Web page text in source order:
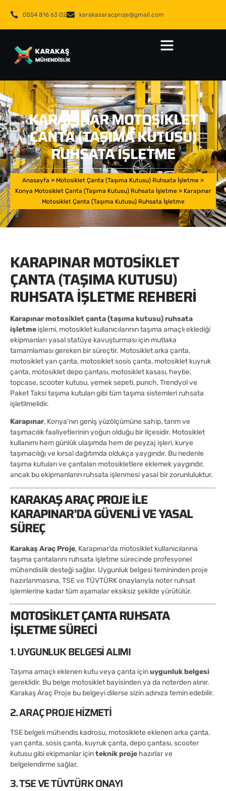
0554 816 63 02 karakasaracproje@gmail.com
KARAPINAR MOTOSIKLET
ÇANTA (TAŞIMA KUTUSU)
RUHSATA İŞLETME
Anasayfa » Motosiklet Çanta (Taşıma Kutusu) Ruhsata İşletme »
Konya Motosiklet Çanta (Taşıma Kutusu) Ruhsata İşletme » Karapınar
Motosiklet Çanta (Taşıma Kutusu) Ruhsata İşletme
KARAPINAR MOTOSIKLET
ÇANTA (TAŞIMA KUTUSU)
RUHSATA İŞLETME REHBERI
Karapınar motosiklet çanta (taşıma kutusu) ruhsata
işletme işlemi, motosiklet kullanıcılarının taşıma amaçlı eklediği
ekipmanları yasal statüye kavuşturması için mutlaka
tamamlaması gereken bir süreçtir. Motosiklet arka çanta,
motosiklet yan çanta, motosiklet sosis çanta, motosiklet kuyruk
çanta, motosiklet depo çantası, motosiklet kasası, heybe,
topcase, scooter kutusu, yemek sepeti, punch, Trendyol ve
Paket Taksi taşıma kutuları gibi tüm taşıma sistemleri ruhsata
işletilmelidir.
Karapınar, Konya’nın geniş yüzölçümüne sahip, tarım ve
taşımacılık faaliyetlerinin yoğun olduğu bir ilçesidir. Motosiklet
kullanımı hem günlük ulaşımda hem de peyzaj işleri, kurye
taşımacılığı ve kırsal dağıtımda oldukça yaygındır. Bu nedenle
taşıma kutuları ve çantaları motosikletlere eklemek yaygındır,
ancak bu ekipmanların ruhsata işlenmesi yasal bir zorunluluktur.
KARAKAŞ ARAÇ PROJE ILE
KARAPINAR’DA GÜVENLI VE YASAL
SÜREÇ
Karakaş Araç Proje, Karapınar’da motosiklet kullanıcılarına
taşıma çantalarını ruhsata işletme sürecinde profesyonel
mühendislik desteği sağlar. Uygunluk belgesi temininden proje
hazırlanmasına, TSE ve TÜVTÜRK onaylarıyla noter ruhsat
işlemlerine kadar tüm aşamalar eksiksiz şekilde yürütülür.
MOTOSIKLET ÇANTA RUHSATA
İŞLETME SÜRECI
1. UYGUNLUK BELGESI ALIMI
Taşıma amaçlı eklenen kutu veya çanta içinuygunluk belgesi
gereklidir. Bu belge motosiklet bayisinden ya da noterden alınır.
Karakaş Araç Proje bu belgeyi dilerse sizin adınıza temin edebilir.
2. ARAÇ PROJE HIZMETI
TSE belgeli mühendis kadrosu, motosiklete eklenen arka çanta,
yan çanta, sosis çanta, kuyruk çanta, depo çantası, scooter
kutusu gibi ekipmanlar içinteknik proje hazırlar ve
belgelendirme sağlar.
3. TSE VE TÜVTÜRK ONAYI